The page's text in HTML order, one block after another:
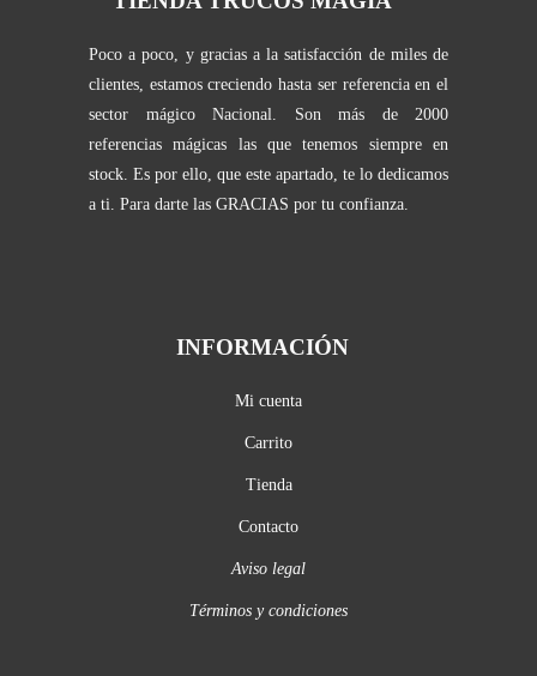
Poco a poco, y gracias a la satisfacción de miles de
clientes, estamos creciendo hasta ser referencia en el
sector mágico Nacional. Son más de 2000
referencias mágicas las que tenemos siempre en
stock. Es por ello, que este apartado, te lo dedicamos
a ti. Para darte las GRACIAS por tu confianza.
INFORMACIÓN
Mi cuenta
Carrito
Tienda
Contacto
Aviso legal
Términos y condiciones